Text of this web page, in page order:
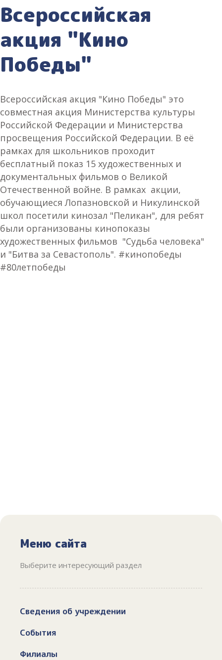
Всероссийская
акция "Кино
Победы"
Всероссийская акция "Кино Победы" это
совместная акция Министерства культуры
Российской Федерации и Министерства
просвещения Российской Федерации. В её
рамках для школьников проходит
бесплатный показ 15 художественных и
документальных фильмов о Великой
Отечественной войне. В рамках акции,
обучающиеся Лопазновской и Никулинской
школ посетили кинозал "Пеликан", для ребят
были организованы кинопоказы
художественных фильмов "Судьба человека"
и "Битва за Севастополь". #кинопобеды
#80летпобеды
Меню сайта
Выберите интересующий раздел
Сведения об учреждении
События
Филиалы